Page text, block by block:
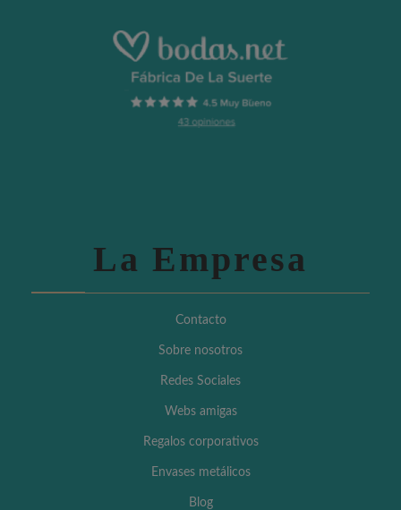
La Empresa
Contacto
Sobre nosotros
Redes Sociales
Webs amigas
Regalos corporativos
Envases metálicos
Blog